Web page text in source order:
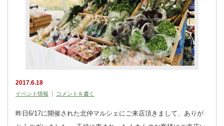
2017.6.18
イベント情報 コメントを書く
昨日6/17に開催された北仲マルシェにご来店頂きまして、ありが